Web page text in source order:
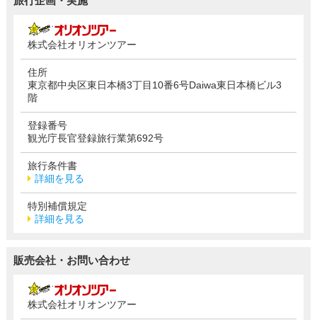
株式会社オリオンツアー
住所
東京都中央区東日本橋3丁目10番6号Daiwa東日本橋ビル3
階
登録番号
観光庁長官登録旅行業第692号
旅行条件書
詳細を見る
特別補償規定
詳細を見る
販売会社・お問い合わせ
株式会社オリオンツアー